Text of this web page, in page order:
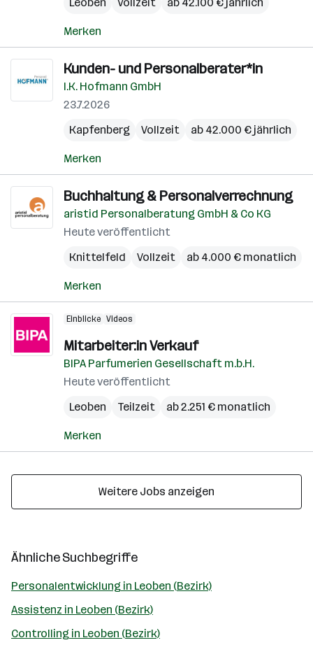
Merken
Kunden- und Personalberater*in
I.K. Hofmann GmbH
23.7.2026
Kapfenberg
Vollzeit ab 42.000 € jährlich
Merken
Buchhaltung & Personalverrechnung
aristid Personalberatung GmbH & Co KG
Heute veröffentlicht
Knittelfeld
Vollzeit ab 4.000 € monatlich
Merken
Einblicke Videos
Mitarbeiter:in Verkauf
BIPA Parfumerien Gesellschaft m.b.H.
Heute veröffentlicht
Leoben
Teilzeit ab 2.251 € monatlich
Merken
Weitere Jobs anzeigen
Ähnliche Suchbegriffe
Personalentwicklung in Leoben (Bezirk)
Assistenz in Leoben (Bezirk)
Controlling in Leoben (Bezirk)